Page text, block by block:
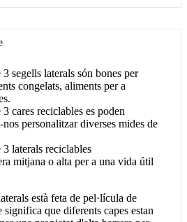
segells laterals són bones per
congelats, aliments per a
cares reciclables es poden
personalitzar diverses mides de
3 laterals reciclables
mitjana o alta per a una vida útil
està feta de pel·lícula de
significa que diferents capes estan